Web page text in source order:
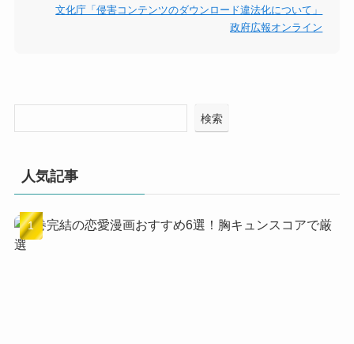
文化庁「侵害コンテンツのダウンロード違法化について」
政府広報オンライン
検索
人気記事